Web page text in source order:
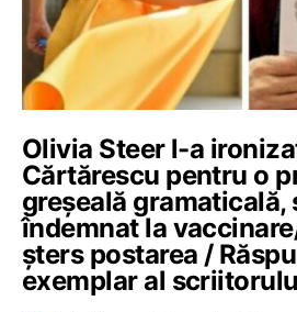
Olivia Steer l-a
Cărtărescu pentru o
greșeală gramaticală,
îndemnat la
șters postarea /
exemplar al